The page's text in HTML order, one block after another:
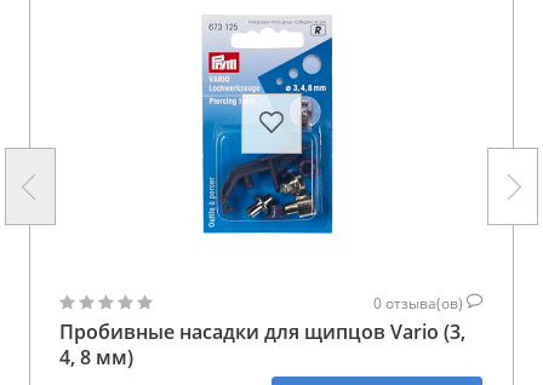
0отзыва(ов)
Пробивные насадки для щипцов Vario (3,
4, 8 мм)